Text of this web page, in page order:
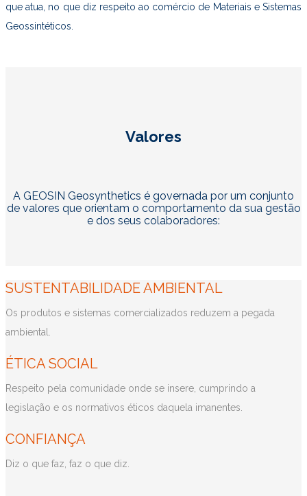
que atua, no que diz respeito ao comércio de Materiais e Sistemas
Geossintéticos.
Valores
A GEOSIN Geosynthetics é governada por um conjunto
de valores que orientam o comportamento da sua gestão
e dos seus colaboradores:
SUSTENTABILIDADE AMBIENTAL
Os produtos e sistemas comercializados reduzem a pegada
ambiental.
ÉTICA SOCIAL
Respeito pela comunidade onde se insere, cumprindo a
legislação e os normativos éticos daquela imanentes.
CONFIANÇA
Diz o que faz, faz o que diz.